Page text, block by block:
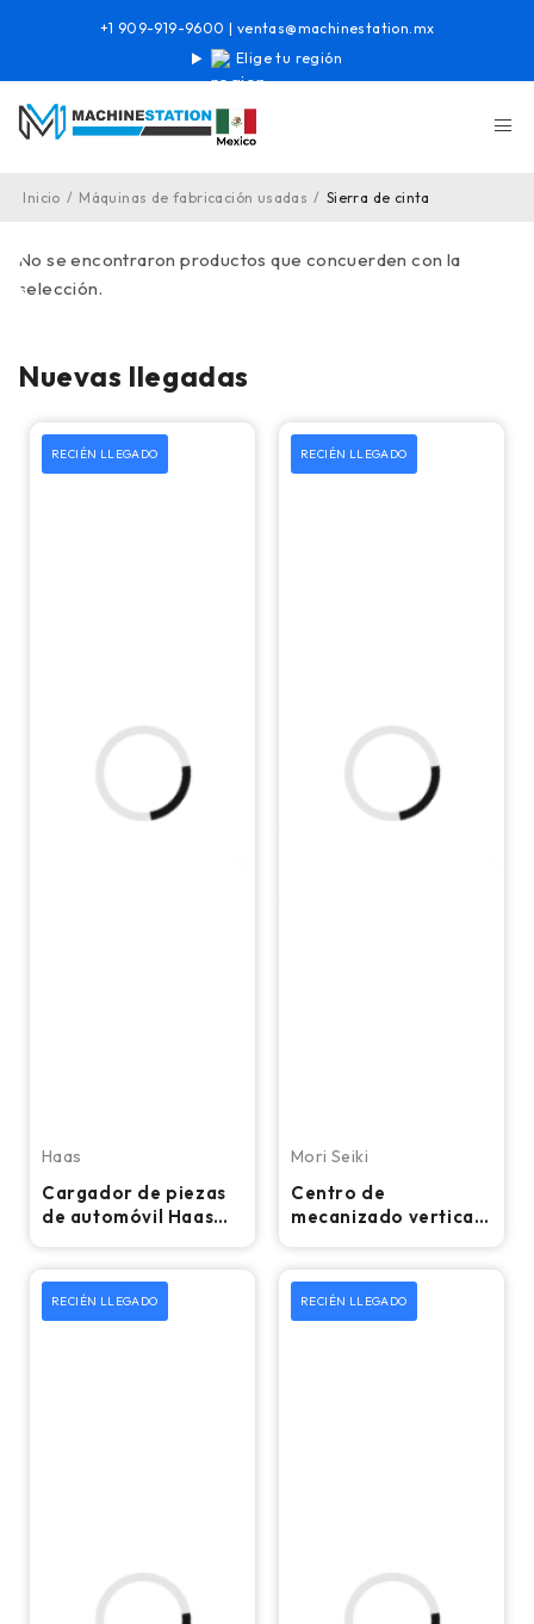
Elige tu región
+1 909-919-9600 | ventas@machinestation.mx
Inicio / Máquinas de fabricación usadas / Sierra de cinta
No se encontraron productos que concuerden con la
selección.
Nuevas llegadas
RECIÉN LLEGADO
Haas
Cargador de piezas
de automóvil Haas
RECIÉN LLEGADO
Mori Seiki
Centro de
mecanizado vertical
Fresadora
RECIÉN LLEGADO RECIÉN LLEGADO